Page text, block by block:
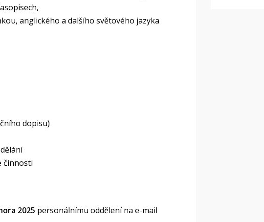
anglického a dalšího světového jazyka
dopisu)
činnosti
2025 personálnímu oddělení na e-mail